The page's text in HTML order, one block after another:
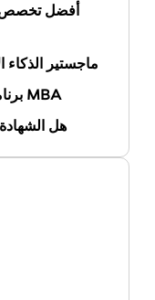
أفضل تخصص
ماجستير الذكاء
برنامج الماجستير في إدارة الأعمال MBA
هل